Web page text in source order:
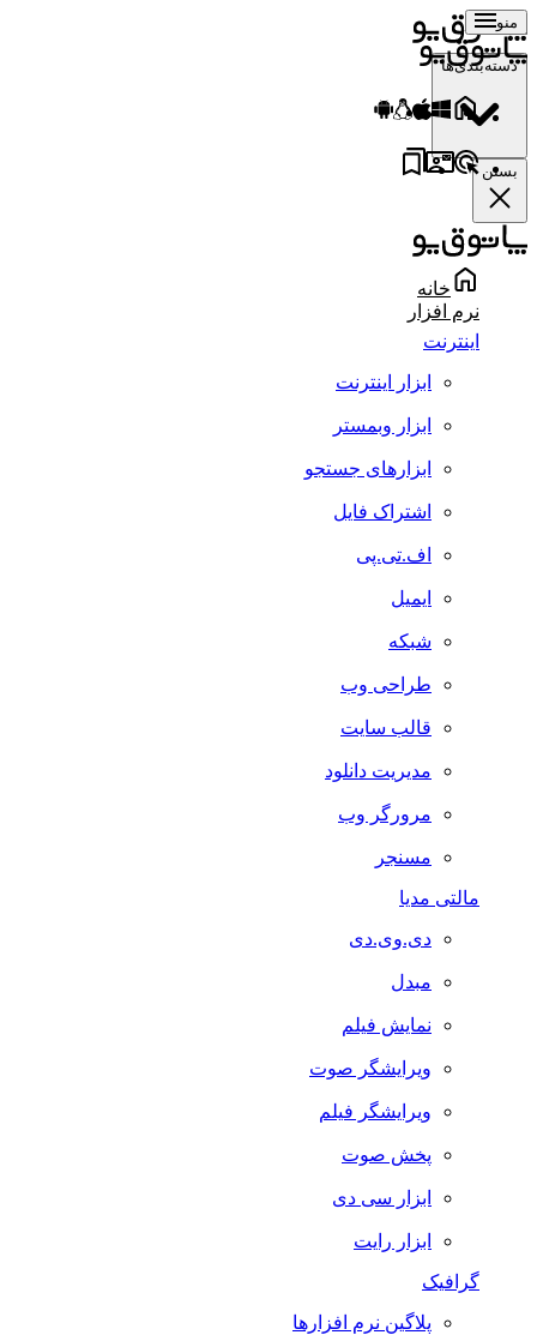
منو
دسته‌بندی‌ها
بستن
خانه
نرم افزار
اینترنت
ابزار اینترنت
ابزار وبمستر
ابزارهای جستجو
اشتراک فایل
اف.تی.پی
ایمیل
شبکه
طراحی وب
قالب سایت
مدیریت دانلود
مرورگر وب
مسنجر
مالتی مدیا
دی.وی.دی
مبدل
نمایش فیلم
ویرایشگر صوت
ویرایشگر فیلم
پخش صوت
ابزار سی دی
ابزار رایت
گرافیک
پلاگین نرم افزارها